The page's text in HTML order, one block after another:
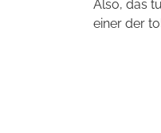
Also, das
einer der